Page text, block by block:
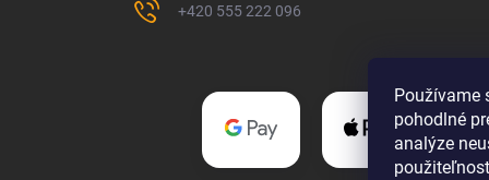
Používame
pohodlné
analýze
+420 555 222 096